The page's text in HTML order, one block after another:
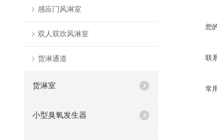
感应门风淋室
双人双吹风淋室
货淋通道
货淋室
小型臭氧发生器
您
联
常